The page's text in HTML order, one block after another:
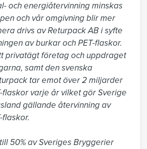
och energiåtervinning minskas
och vår omgivning blir mer
drivs av Returpack AB i syfte
av burkar och PET-flaskor.
privatägt företag och uppdraget
samt den svenska
tar emot över 2 miljarder
flaskor varje år vilket gör Sverige
gällande återvinning av
flaskor.
50% av Sveriges Bryggerier